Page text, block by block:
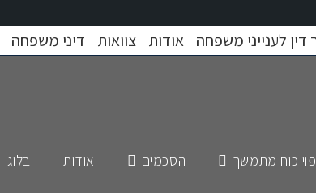
דין לענייני משפחה אודות צוואות דיני משפחה
כוח מתמשך הסכמים אודות בלוג